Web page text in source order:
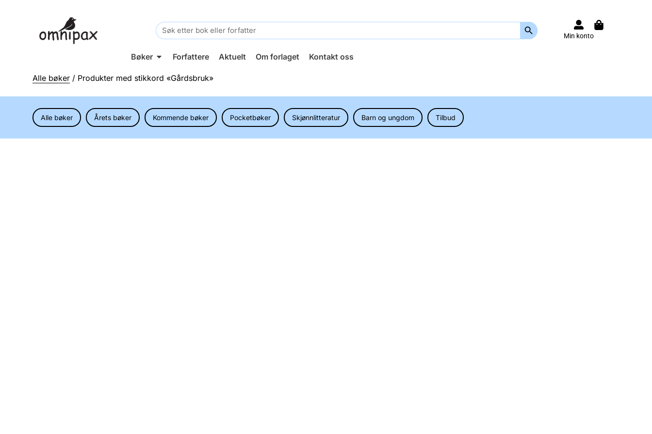
Search
for:
Search Button
Min konto
Bøker Forfattere Aktuelt Om forlaget Kontakt oss
Alle bøker / Produkter med stikkord «Gårdsbruk»
Alle bøker Årets bøker Kommende bøker Pocketbøker Skjønnlitteratur Barn og ungdom Tilbud